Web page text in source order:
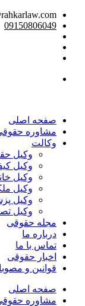
09150806049
صفحه اصلی
مشاوره
وکالت
وکیل
وکیل
وکیل
وکیل
وکیل
وکیل
مجله حقوقی
درباره ما
تماس با ما
اخبار حقوقی
قوانین و
صفحه اصلی
مشاوره